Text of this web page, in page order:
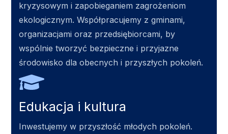
Edukacja i kultura
Inwestujemy w przyszłość młodych pokoleń.
kryzysowym i zapobieganiem zagrożeniom
ekologicznym. Współpracujemy z gminami,
organizacjami oraz przedsiębiorcami, by
wspólnie tworzyć bezpieczne i przyjazne
środowisko dla obecnych i przyszłych pokoleń.